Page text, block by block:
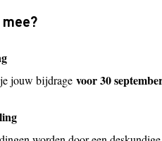
jouw bijdrage voor 30